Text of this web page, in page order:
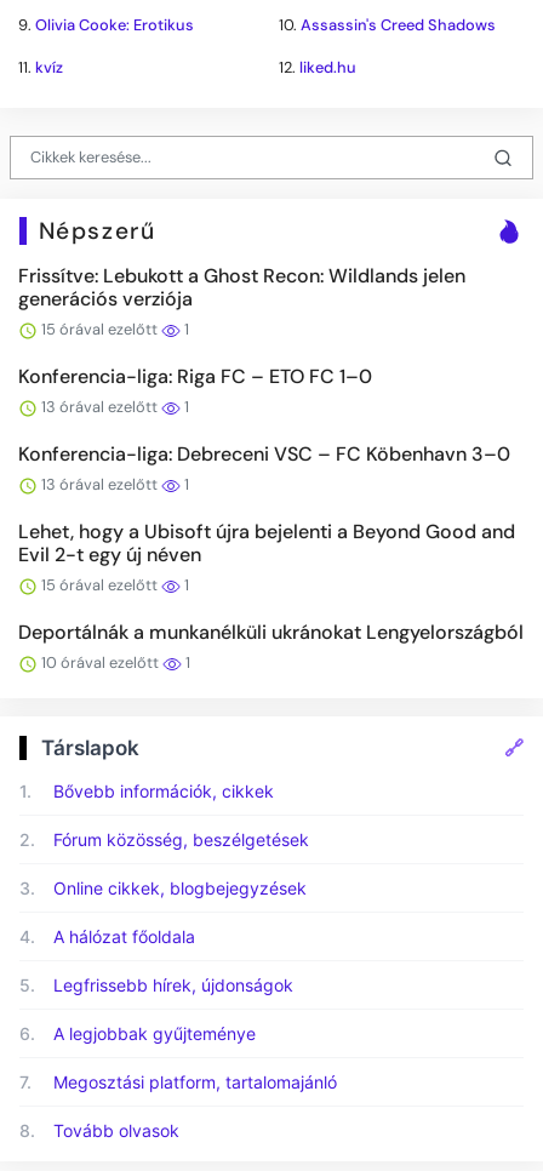
9. Olivia Cooke: Erotikus 10. Assassin's Creed Shadows
11. kvíz 12. liked.hu
Népszerű
Frissítve: Lebukott a Ghost Recon: Wildlands jelen
generációs verziója
15 órával ezelőtt 1
Konferencia-liga: Riga FC – ETO FC 1–0
13 órával ezelőtt 1
Konferencia-liga: Debreceni VSC – FC Köbenhavn 3–0
13 órával ezelőtt 1
Lehet, hogy a Ubisoft újra bejelenti a Beyond Good and
Evil 2-t egy új néven
15 órával ezelőtt 1
Deportálnák a munkanélküli ukránokat Lengyelországból
10 órával ezelőtt 1
Társlapok 🔗
1. Bővebb információk, cikkek
2. Fórum közösség, beszélgetések
3. Online cikkek, blogbejegyzések
4. A hálózat főoldala
5. Legfrissebb hírek, újdonságok
6. A legjobbak gyűjteménye
7. Megosztási platform, tartalomajánló
8. Tovább olvasok